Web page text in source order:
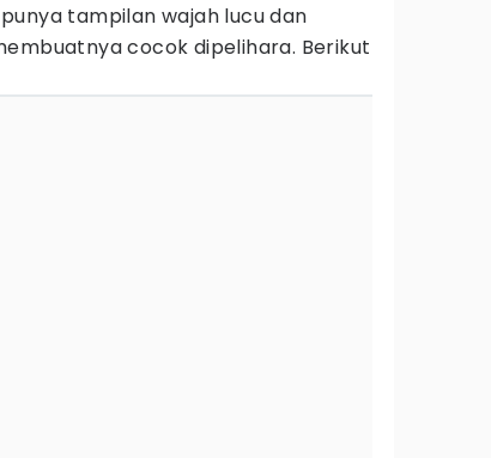
tampilan wajah lucu dan
cocok dipelihara. Berikut